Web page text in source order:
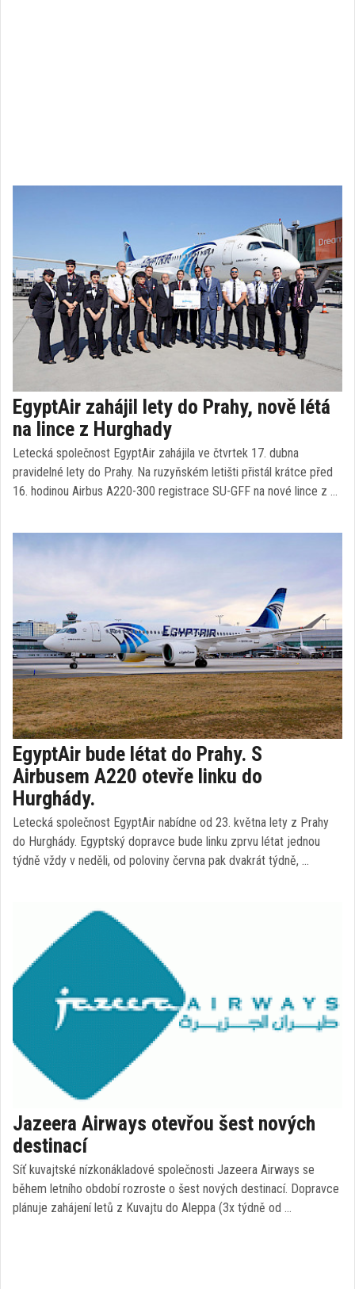
EgyptAir zahájil lety do Prahy, nově létá
na lince z Hurghady
Letecká společnost EgyptAir zahájila ve čtvrtek 17. dubna
pravidelné lety do Prahy. Na ruzyňském letišti přistál krátce před
16. hodinou Airbus A220-300 registrace SU-GFF na nové lince z …
EgyptAir bude létat do Prahy. S
Airbusem A220 otevře linku do
Hurghády.
Letecká společnost EgyptAir nabídne od 23. května lety z Prahy
do Hurghády. Egyptský dopravce bude linku zprvu létat jednou
týdně vždy v neděli, od poloviny června pak dvakrát týdně, …
Jazeera Airways otevřou šest nových
destinací
Síť kuvajtské nízkonákladové společnosti Jazeera Airways se
během letního období rozroste o šest nových destinací. Dopravce
plánuje zahájení letů z Kuvajtu do Aleppa (3x týdně od …